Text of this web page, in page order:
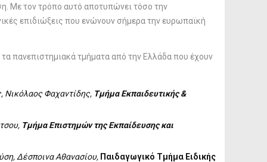
Με τον τρόπο αυτό αποτυπώνει τόσο την
επιδιώξεις που ενώνουν σήμερα την ευρωπαϊκή
πανεπιστημιακά τμήματα από την Ελλάδα που έχουν
Νικόλαος Φαχαντίδης, Τμήμα Εκπαιδευτικής &
Τμήμα Επιστημών της Εκπαίδευσης και
Δέσποινα Αθανασίου, Παιδαγωγικό Τμήμα Ειδικής